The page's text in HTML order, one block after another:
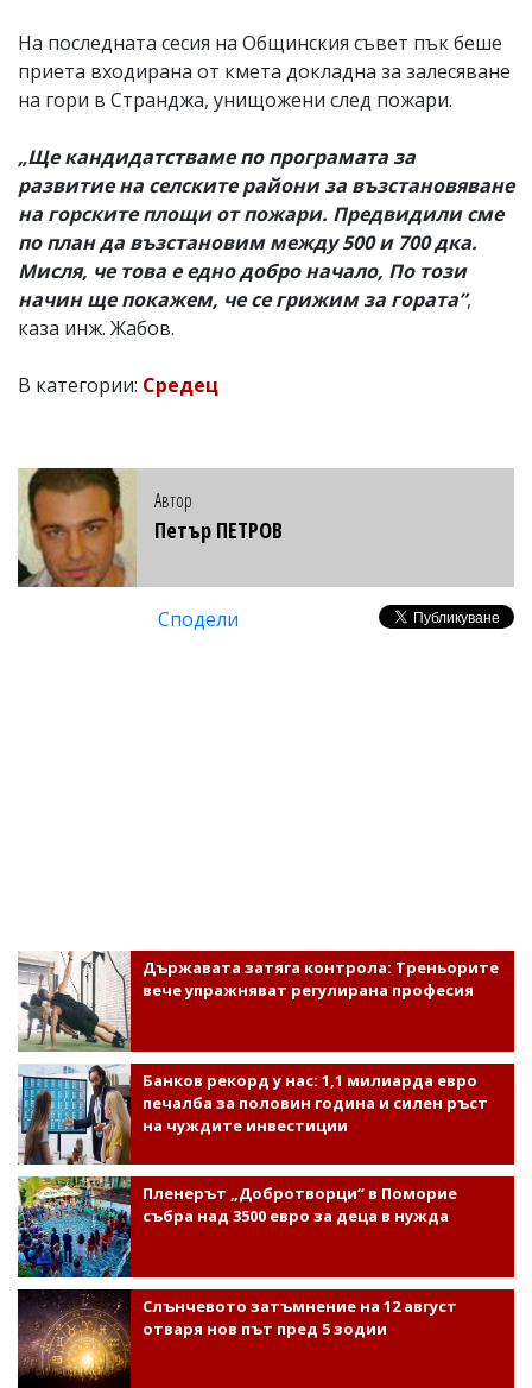
На последната сесия на Общинския съвет пък беше
приета входирана от кмета докладна за залесяване
на гори в Странджа, унищожени след пожари.
„Ще кандидатстваме по програмата за
развитие на селските райони за възстановяване
на горските площи от пожари. Предвидили сме
по план да възстановим между 500 и 700 дка.
Мисля, че това е едно добро начало, По този
начин ще покажем, че се грижим за гората”,
каза инж. Жабов.
В категории: Средец
Автор
Петър ПЕТРОВ
Сподели
Държавата затяга контрола: Треньорите
вече упражняват регулирана професия
Банков рекорд у нас: 1,1 милиарда евро
печалба за половин година и силен ръст
на чуждите инвестиции
Пленерът „Добротворци“ в Поморие
събра над 3500 евро за деца в нужда
Слънчевото затъмнение на 12 август
отваря нов път пред 5 зодии